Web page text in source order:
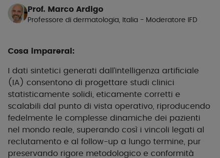
Prof. Marco Ardigo
Professore di dermatologia, Italia - Moderatore IFD
Cosa imparerai:
I dati sintetici generati dall’intelligenza artificiale
(IA) consentono di progettare studi clinici
statisticamente solidi, eticamente corretti e
scalabili dal punto di vista operativo, riproducendo
fedelmente le complesse dinamiche dei pazienti
nel mondo reale, superando così i vincoli legati al
reclutamento e al follow-up a lungo termine, pur
preservando rigore metodologico e conformità